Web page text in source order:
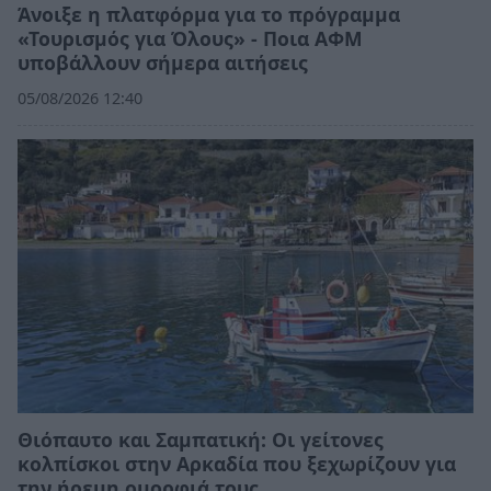
Άνοιξε η πλατφόρμα για το πρόγραμμα
«Τουρισμός για Όλους» - Ποια ΑΦΜ
υποβάλλουν σήμερα αιτήσεις
05/08/2026 12:40
Θιόπαυτο και Σαμπατική: Οι γείτονες
κολπίσκοι στην Αρκαδία που ξεχωρίζουν για